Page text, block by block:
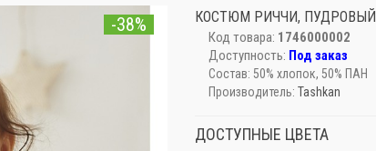
-38% КОСТЮМ РИЧЧИ, ПУДРОВЫЙ
Код товара: 1746000002
Доступность: Под заказ
Состав: 50% хлопок, 50% ПАН
Производитель: Tashkan
ДОСТУПНЫЕ ЦВЕТА